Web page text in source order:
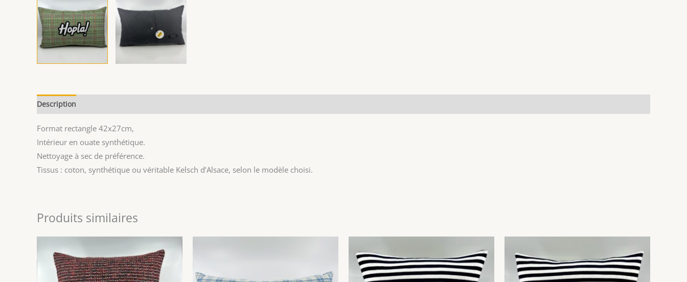
Description
Format rectangle 42x27cm,
Intérieur en ouate synthétique.
Nettoyage à sec de préférence.
Tissus : coton, synthétique ou véritable Kelsch d’Alsace, selon le modèle choisi.
Produits similaires